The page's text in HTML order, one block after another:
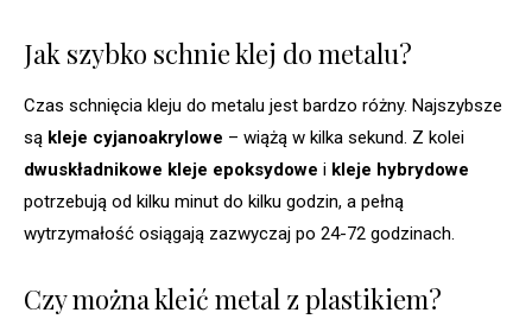
Jak szybko schnie klej do metalu?
Czas schnięcia kleju do metalu jest bardzo różny. Najszybsze
są kleje cyjanoakrylowe – wiążą w kilka sekund. Z kolei
dwuskładnikowe kleje epoksydowe i kleje hybrydowe
potrzebują od kilku minut do kilku godzin, a pełną
wytrzymałość osiągają zazwyczaj po 24-72 godzinach.
Czy można kleić metal z plastikiem?